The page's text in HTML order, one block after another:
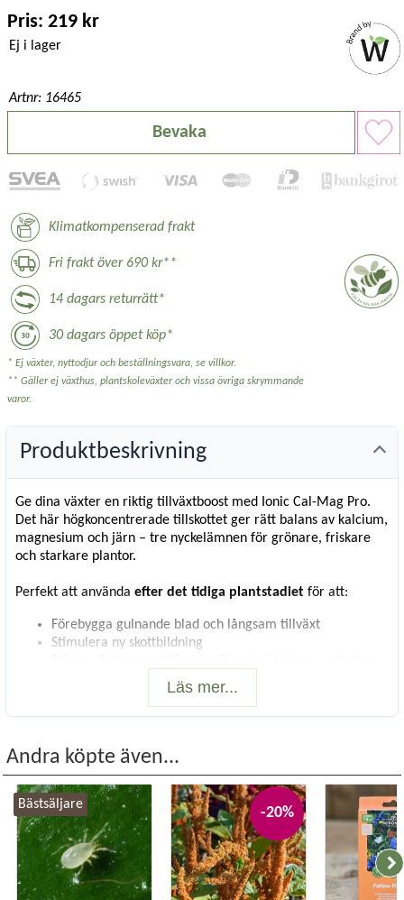
Pris: 219 kr
Ej i lager
Artnr: 16465
Bevaka
Klimatkompenserad frakt
Fri frakt över 690 kr**
14 dagars returrätt*
30 dagars öppet köp*
* Ej växter, nyttodjur och beställningsvara, se villkor.
** Gäller ej växthus, plantskoleväxter och vissa övriga skrymmande
varor.
Produktbeskrivning
Ge dina växter en riktig tillväxtboost med Ionic Cal-Mag Pro.
Det här högkoncentrerade tillskottet ger rätt balans av kalcium,
magnesium och järn – tre nyckelämnen för grönare, friskare
och starkare plantor.
Perfekt att använda efter det tidiga plantstadiet för att:
Förebygga gulnande blad och långsam tillväxt
Stimulera ny skottbildning
Kalcium & magnesium för optimal tillväxt
Kelaterat kalcium för snabbare upptag
Kelatbundet järn för att motverka brist
Aminosyror
Bioaktiva L-form aminosyror för bättre fotosyntes
Glycin & glutaminsyra för klorofyll och
Läs mer...
Andra köpte även...
Bästsäljare -20%